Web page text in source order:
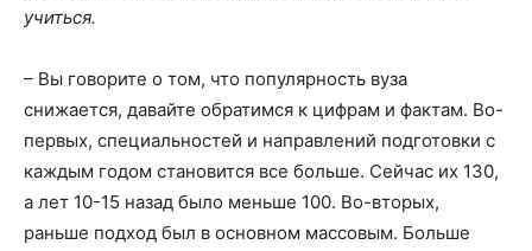
учиться.
– Вы говорите о том, что популярность вуза
снижается, давайте обратимся к цифрам и фактам. Во-
первых, специальностей и направлений подготовки с
каждым годом становится все больше. Сейчас их 130,
а лет 10-15 назад было меньше 100. Во-вторых,
раньше подход был в основном массовым. Больше